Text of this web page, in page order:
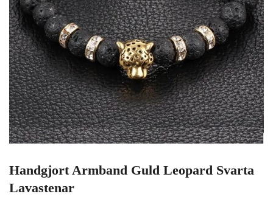
Handgjort Armband Guld Leopard Svarta
Lavastenar